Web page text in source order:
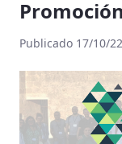
Publicado 17/10/22